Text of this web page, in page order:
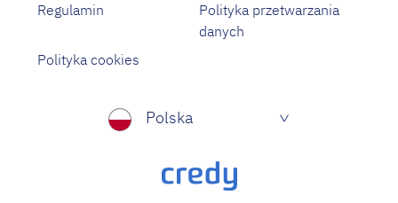
Regulamin
Polityka przetwarzania
danych
Polityka cookies
Polska